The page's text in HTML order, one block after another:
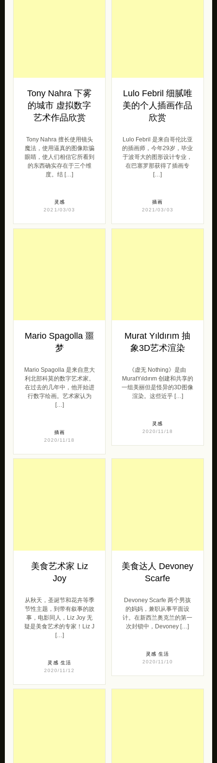
Tony Nahra 下雾
的城市 虚拟数字
艺术作品欣赏
Tony Nahra 擅长使用镜头
魔法，使用逼真的图像欺骗
眼睛，使人们相信它所看到
的东西确实存在于三个维
度。结 […]
灵感
2021/03/03
Lulo Febril 细腻唯
美的个人插画作品
欣赏
Lulo Febril 是来自哥伦比亚
的插画师，今年29岁，毕业
于波哥大的图形设计专业，
在巴塞罗那获得了插画专
[…]
插画
2021/03/03
Mario Spagolla 噩
梦
Mario Spagolla 是来自意大
利北部科莫的数字艺术家。
在过去的几年中，他开始进
行数字绘画。艺术家认为
[…]
插画
2020/11/18
Murat Yıldırım 抽
象3D艺术渲染
《虚无 Nothing》是由
MuratYıldırım 创建和共享的
一组美丽但是怪异的3D图像
渲染。这些近乎 […]
灵感
2020/11/18
美食艺术家 Liz
Joy
从秋天，圣诞节和花卉等季
节性主题，到带有叙事的故
事，电影同人，Liz Joy 无
疑是美食艺术的专家！Liz J
[…]
灵感 生活
2020/11/12
美食达人 Devoney
Scarfe
Devoney Scarfe 两个男孩
的妈妈，兼职从事平面设
计。在新西兰奥克兰的第一
次封锁中，Devoney […]
灵感 生活
2020/11/10